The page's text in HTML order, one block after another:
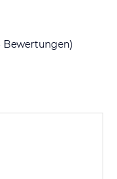
Bewertungen)